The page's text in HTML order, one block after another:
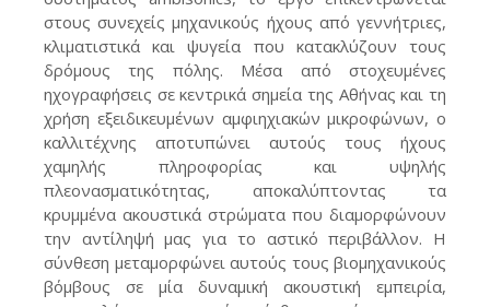
στους συνεχείς μηχανικούς ήχους από γεννήτριες,
κλιματιστικά και ψυγεία που κατακλύζουν τους
δρόμους της πόλης. Μέσα από στοχευμένες
ηχογραφήσεις σε κεντρικά σημεία της Αθήνας και τη
χρήση εξειδικευμένων αμφιηχιακών μικροφώνων, ο
καλλιτέχνης αποτυπώνει αυτούς τους ήχους
χαμηλής πληροφορίας και υψηλής
πλεονασματικότητας, αποκαλύπτοντας τα
κρυμμένα ακουστικά στρώματα που διαμορφώνουν
την αντίληψή μας για το αστικό περιβάλλον. Η
σύνθεση μεταμορφώνει αυτούς τους βιομηχανικούς
βόμβους σε μία δυναμική ακουστική εμπειρία,